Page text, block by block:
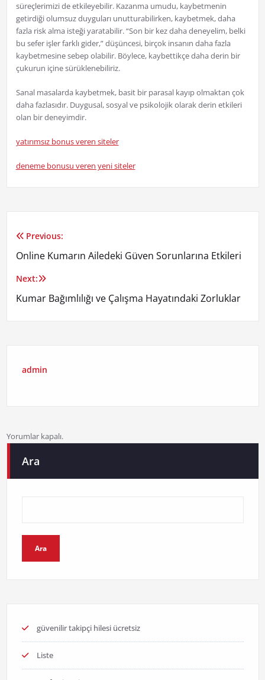
süreçlerimizi de etkileyebilir. Kazanma umudu, kaybetmenin
getirdiği olumsuz duyguları unutturabilirken, kaybetmek, daha
fazla risk alma isteği yaratabilir. “Son bir kez daha deneyelim, belki
bu sefer işler farklı gider,” düşüncesi, birçok insanın daha fazla
kaybetmesine sebep olabilir. Böylece, kaybettikçe daha derin bir
çukurun içine sürüklenebiliriz.
Sanal masalarda kaybetmek, basit bir parasal kayıp olmaktan çok
daha fazlasıdır. Duygusal, sosyal ve psikolojik olarak derin etkileri
olan bir deneyimdir.
yatırımsız bonus veren siteler
deneme bonusu veren yeni siteler
Yazı
gezinmesi
Previous:
Online Kumarın Ailedeki Güven Sorunlarına Etkileri
Next:
Kumar Bağımlılığı ve Çalışma Hayatındaki Zorluklar
admin
Yorumlar kapalı.
Ara
Ara
güvenilir takipçi hilesi ücretsiz
Liste